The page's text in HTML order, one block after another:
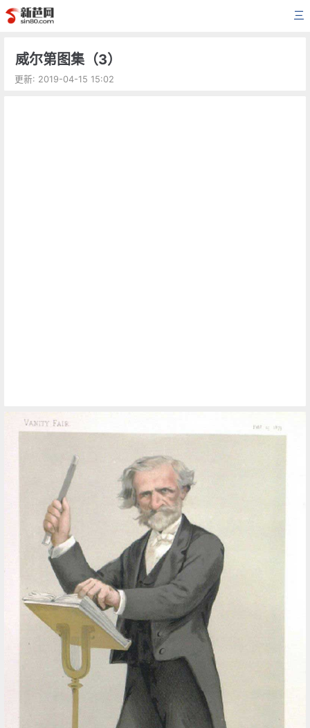
三
威尔第图集（3）
更新: 2019-04-15 15:02